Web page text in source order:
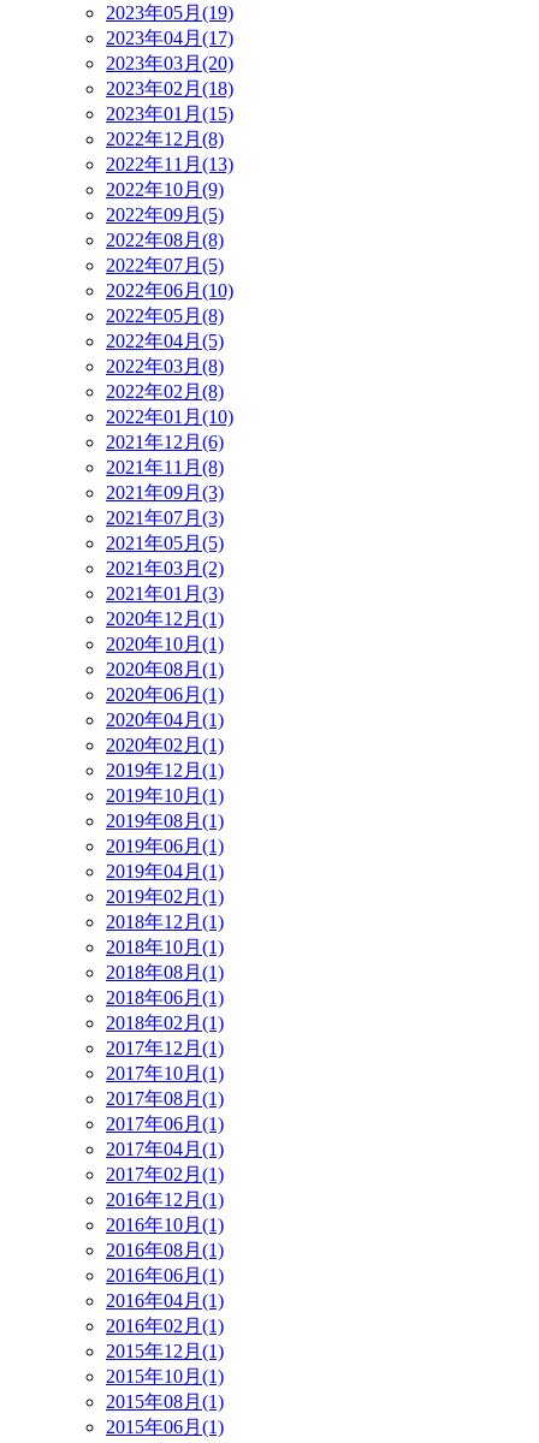
2023年05月(19)
2023年04月(17)
2023年03月(20)
2023年02月(18)
2023年01月(15)
2022年12月(8)
2022年11月(13)
2022年10月(9)
2022年09月(5)
2022年08月(8)
2022年07月(5)
2022年06月(10)
2022年05月(8)
2022年04月(5)
2022年03月(8)
2022年02月(8)
2022年01月(10)
2021年12月(6)
2021年11月(8)
2021年09月(3)
2021年07月(3)
2021年05月(5)
2021年03月(2)
2021年01月(3)
2020年12月(1)
2020年10月(1)
2020年08月(1)
2020年06月(1)
2020年04月(1)
2020年02月(1)
2019年12月(1)
2019年10月(1)
2019年08月(1)
2019年06月(1)
2019年04月(1)
2019年02月(1)
2018年12月(1)
2018年10月(1)
2018年08月(1)
2018年06月(1)
2018年02月(1)
2017年12月(1)
2017年10月(1)
2017年08月(1)
2017年06月(1)
2017年04月(1)
2017年02月(1)
2016年12月(1)
2016年10月(1)
2016年08月(1)
2016年06月(1)
2016年04月(1)
2016年02月(1)
2015年12月(1)
2015年10月(1)
2015年08月(1)
2015年06月(1)